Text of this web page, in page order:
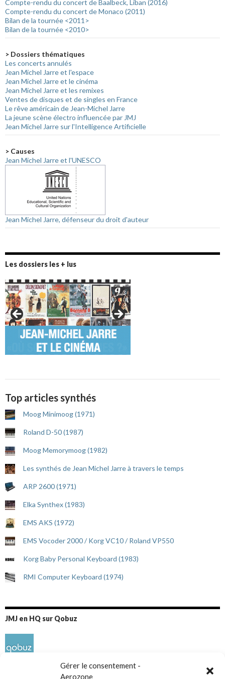
Gérer le consentement -
Aerozone
Compte-rendu du concert de Baalbeck, Liban (2016)
Compte-rendu du concert de Monaco (2011)
Bilan de la tournée <2011>
Bilan de la tournée <2010>
> Dossiers thématiques
Les concerts annulés
Jean Michel Jarre et l'espace
Jean Michel Jarre et le cinéma
Jean Michel Jarre et les remixes
Ventes de disques et de singles en France
Le rêve américain de Jean-Michel Jarre
La jeune scène électro influencée par JMJ
Jean Michel Jarre sur l'Intelligence Artificielle
> Causes
Jean Michel Jarre et l'UNESCO
Jean Michel Jarre, défenseur du droit d'auteur
Les dossiers les + lus
Top articles synthés
Moog Minimoog (1971)
Roland D-50 (1987)
Moog Memorymoog (1982)
Les synthés de Jean Michel Jarre à travers le temps
ARP 2600 (1971)
Elka Synthex (1983)
EMS AKS (1972)
EMS Vocoder 2000 / Korg VC10 / Roland VP550
Korg Baby Personal Keyboard (1983)
RMI Computer Keyboard (1974)
JMJ en HQ sur Qobuz